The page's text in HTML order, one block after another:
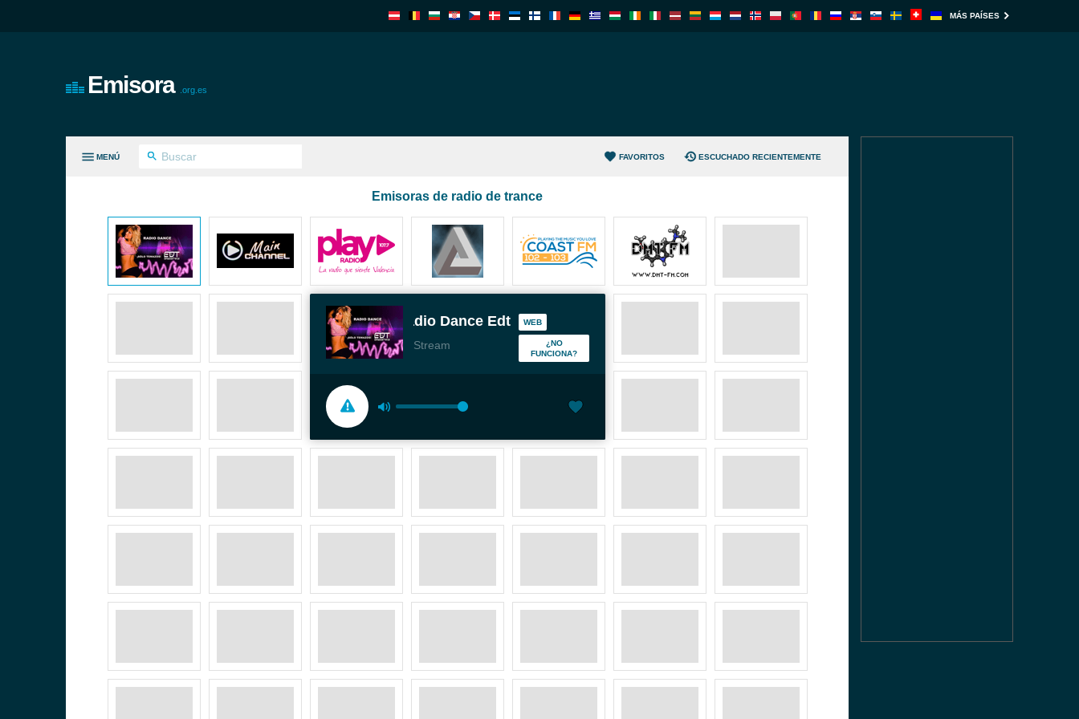
MÁS PAÍSES
Emisora .org.es
MENÚ FAVORITOS ESCUCHADO RECIENTEMENTE
Emisoras de radio de trance
Radio Dance Edt
Stream
WEB
¿NO
FUNCIONA?